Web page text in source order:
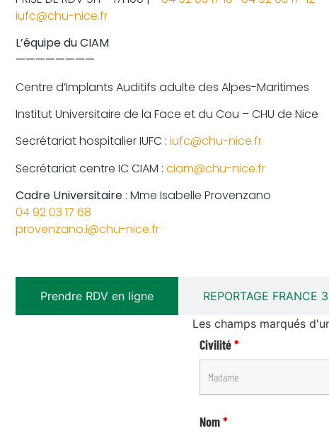
iufc@chu-nice.fr
L’équipe du CIAM
————————
Centre d’Implants Auditifs adulte des Alpes-Maritimes
Institut Universitaire de la Face et du Cou – CHU de Nice
Secrétariat hospitalier IUFC : iufc@chu-nice.fr
Secrétariat centre IC CIAM : ciam@chu-nice.fr
Cadre Universitaire : Mme Isabelle Provenzano
04 92 03 17 68
provenzano.i@chu-nice.fr
Prendre RDV en ligne REPORTAGE FRANCE
Les champs marqués
Civilité*
Nom*